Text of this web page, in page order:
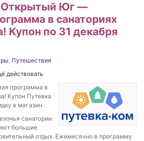
Открытый Юг —
в санаториях
Купон по 31 декабря
, Путешествия
действовать
программа в
Купон Путевка
в магазин.
санатории
большие
отдых. Ежемесячно в программу